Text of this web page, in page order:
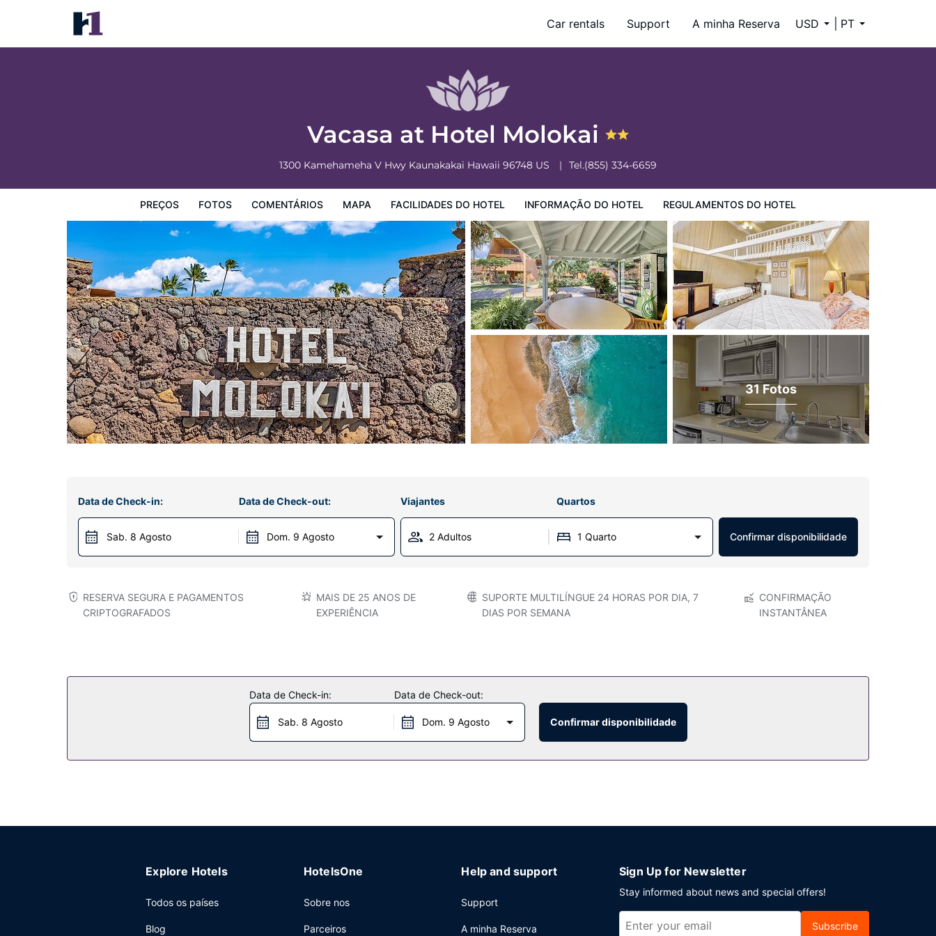
Car rentals Support A minha Reserva USD PT
Vacasa at Hotel Molokai
1300 Kamehameha V Hwy Kaunakakai Hawaii 96748 US Tel.(855) 334-6659
PREÇOS FOTOS COMENTÁRIOS MAPA FACILIDADES DO HOTEL INFORMAÇÃO DO HOTEL REGULAMENTOS DO HOTEL
Vacasa at Hotel Molokai
Preços Regulamentos do Hotel
31 Fotos
Data de Check-in:
Sab. 8 Agosto
Data de Check-out:
Dom. 9 Agosto
Viajantes Quartos
2 Adultos 1 Quarto Confirmar disponibilidade
RESERVA SEGURA E PAGAMENTOS
CRIPTOGRAFADOS
MAIS DE 25 ANOS DE
EXPERIÊNCIA
SUPORTE MULTILÍNGUE 24 HORAS POR DIA, 7
DIAS POR SEMANA
CONFIRMAÇÃO
INSTANTÂNEA
Data de Check-in:
Sab. 8 Agosto
Data de Check-out:
Dom. 9 Agosto Confirmar disponibilidade
Explore Hotels
Todos os países
Blog
HotelsOne
Sobre nos
Parceiros
Help and support
Support
A minha Reserva
Sign Up for Newsletter
Stay informed about news and special offers!
Subscribe